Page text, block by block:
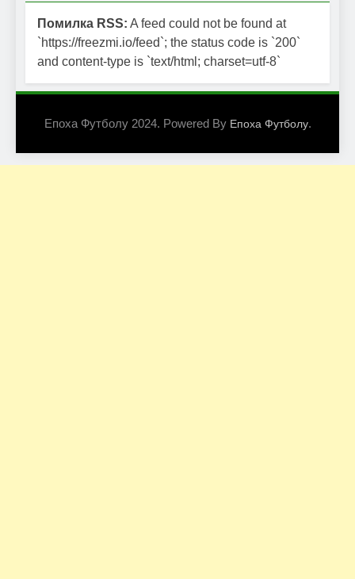
Помилка RSS: A feed could not be found at
`https://freezmi.io/feed`; the status code is `200`
and content-type is `text/html; charset=utf-8`
Епоха Футболу 2024. Powered By Епоха Футболу.